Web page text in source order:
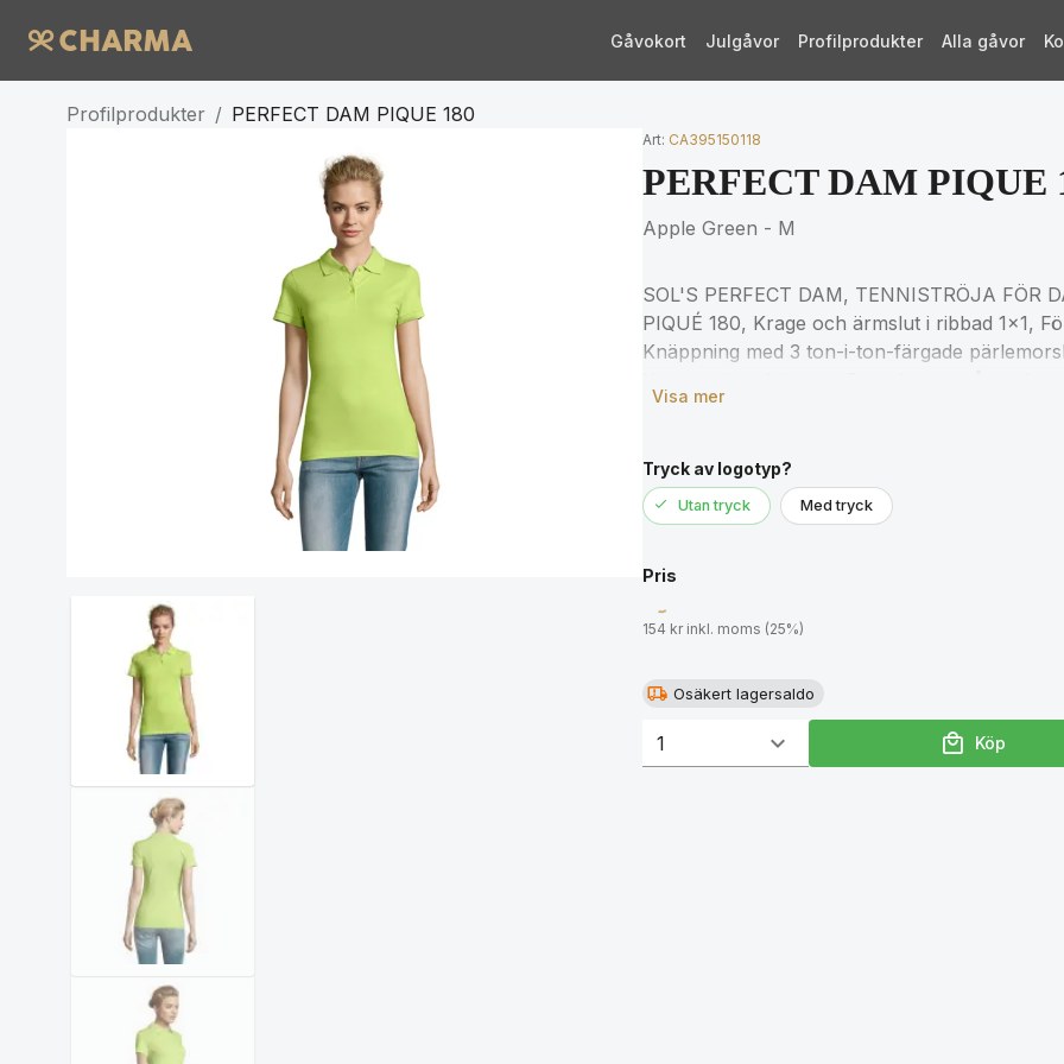
Gåvokort Julgåvor Profilprodukter Alla gåvor
Profilprodukter / PERFECT DAM PIQUE 180
Art: CA395150118
PERFECT DAM PIQUE
Apple Green - M
SOL'S PERFECT DAM, TENNISTRÖJA FÖR
PIQUÉ 180, Krage och ärmslut i ribbad 1x1,
Knäppning med 3 ton-i-ton-färgade
storlekstabellen i avsnittet om
Visa mer
Tryck av logotyp?
Utan tryck Med tryck
Pris
154 kr inkl. moms (25%)
Osäkert lagersaldo
Köp